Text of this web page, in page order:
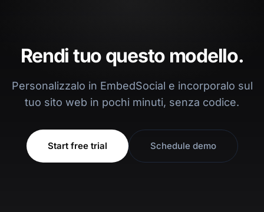
Rendi tuo questo modello.
Personalizzalo in EmbedSocial e incorporalo sul
tuo sito web in pochi minuti, senza codice.
Start free trial Schedule demo